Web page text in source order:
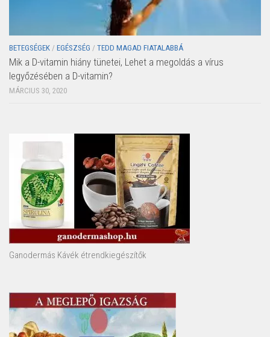
BETEGSÉGEK / EGÉSZSÉG / TEDD MAGAD FIATALABBÁ
Mik a D-vitamin hiány tünetei, Lehet a megoldás a vírus
legyőzésében a D-vitamin?
MÁRCIUS 30, 2020
Ganodermás Kávék étrendkiegészítők